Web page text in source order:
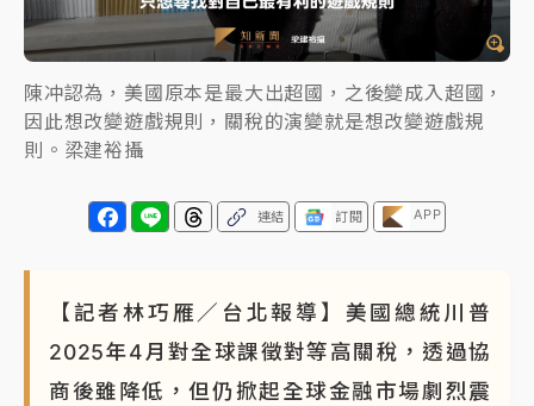
標？ 鴻海本週法說法人關注的四大重點
NBA｜ 傳奇名帥驚傳離世！曾以「瘋狂籃球」震撼聯
盟 兩大愛徒向他致
陳冲認為，美國原本是最大出超國，之後變成入超國，
因此想改變遊戲規則，關稅的演變就是想改變遊戲規
則。梁建裕攝
連結 訂閱 APP
【記者林巧雁／台北報導】美國總統川普
2025年4月對全球課徵對等高關稅，透過協
商後雖降低，但仍掀起全球金融市場劇烈震